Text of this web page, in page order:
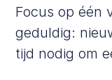
Focus op één
geduldig:
tijd nodig om